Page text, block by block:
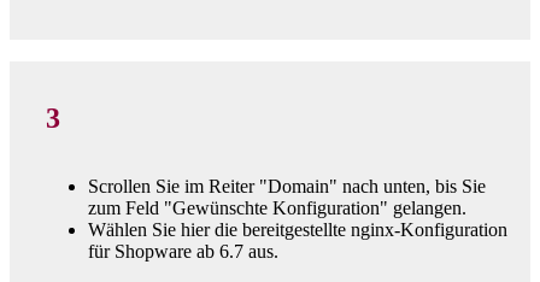
3
Scrollen Sie im Reiter "Domain" nach unten, bis Sie
zum Feld "Gewünschte Konfiguration" gelangen.
Wählen Sie hier die bereitgestellte nginx-Konfiguration
für Shopware ab 6.7 aus.